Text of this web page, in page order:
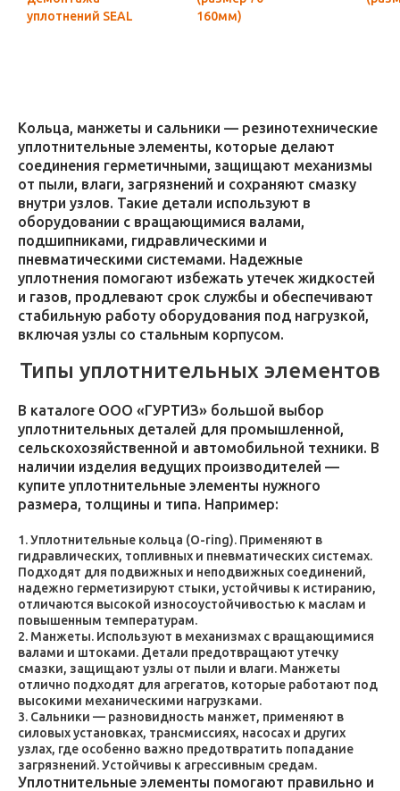
уплотнений SEAL
160мм)
Кольца, манжеты и сальники — резинотехнические
уплотнительные элементы, которые делают
соединения герметичными, защищают механизмы
от пыли, влаги, загрязнений и сохраняют смазку
внутри узлов. Такие детали используют в
оборудовании с вращающимися валами,
подшипниками, гидравлическими и
пневматическими системами. Надежные
уплотнения помогают избежать утечек жидкостей
и газов, продлевают срок службы и обеспечивают
стабильную работу оборудования под нагрузкой,
включая узлы со стальным корпусом.
Типы уплотнительных элементов
В каталоге ООО «ГУРТИЗ» большой выбор
уплотнительных деталей для промышленной,
сельскохозяйственной и автомобильной техники. В
наличии изделия ведущих производителей —
купите уплотнительные элементы нужного
размера, толщины и типа. Например:
Уплотнительные кольца (O-ring). Применяют в
гидравлических, топливных и пневматических системах.
Подходят для подвижных и неподвижных соединений,
надежно герметизируют стыки, устойчивы к истиранию,
отличаются высокой износоустойчивостью к маслам и
повышенным температурам.
Манжеты. Используют в механизмах с вращающимися
валами и штоками. Детали предотвращают утечку
смазки, защищают узлы от пыли и влаги. Манжеты
отлично подходят для агрегатов, которые работают под
высокими механическими нагрузками.
Сальники — разновидность манжет, применяют в
силовых установках, трансмиссиях, насосах и других
узлах, где особенно важно предотвратить попадание
загрязнений. Устойчивы к агрессивным средам.
Уплотнительные элементы помогают правильно и